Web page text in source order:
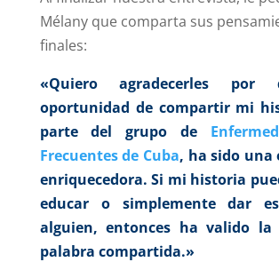
Mélany que comparta sus
finales:
«Quiero agradecerles por
oportunidad de compartir mi
parte del grupo de
Frecuentes de Cuba, ha sido una
enriquecedora. Si mi historia
educar o simplemente dar
alguien, entonces ha valido la
palabra compartida.»